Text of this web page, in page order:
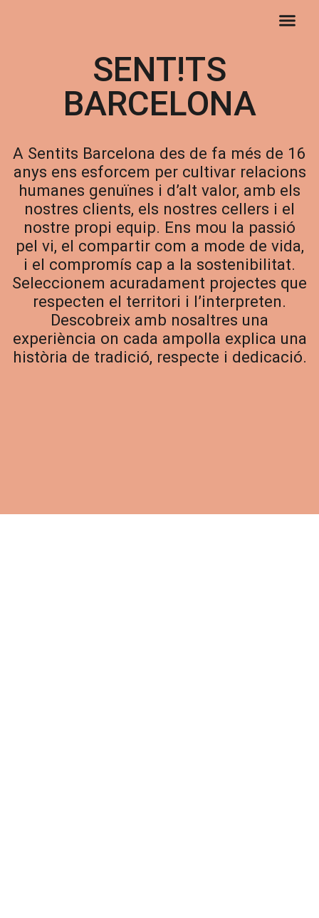
SENT!TS
BARCELONA
A Sentits Barcelona des de fa més de 16
anys ens esforcem per cultivar relacions
humanes genuïnes i d’alt valor, amb els
nostres clients, els nostres cellers i el
nostre propi equip. Ens mou la passió
pel vi, el compartir com a mode de vida,
i el compromís cap a la sostenibilitat.
Seleccionem acuradament projectes que
respecten el territori i l’interpreten.
Descobreix amb nosaltres una
experiència on cada ampolla explica una
història de tradició, respecte i dedicació.